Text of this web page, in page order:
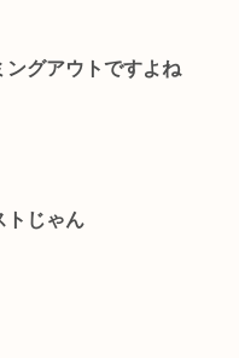
ングアウトですよね
トじゃん